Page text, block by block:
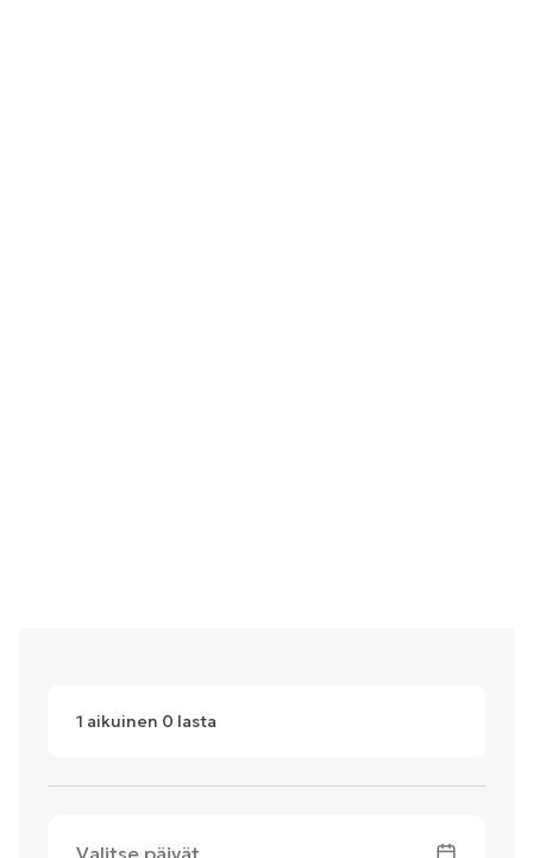
1 aikuinen 0 lasta
Valitse päivät